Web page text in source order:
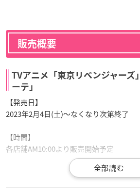
販売概要
TVアニメ「東京リベンジャー
ーテ」
【発売日】
2023年2月4日(土)～なくなり次第終了
【時間】
各店舗AM10:00より販売開始予定